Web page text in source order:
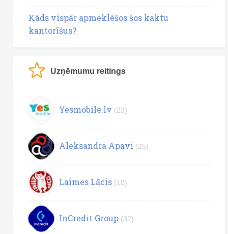
Kāds vispār apmeklēšos šos kaktu
kantorīšus?
Uzņēmumu reitings
Yesmobile.lv (23)
Aleksandra Apavi (25)
Laimes Lācis (10)
InCredit Group (32)